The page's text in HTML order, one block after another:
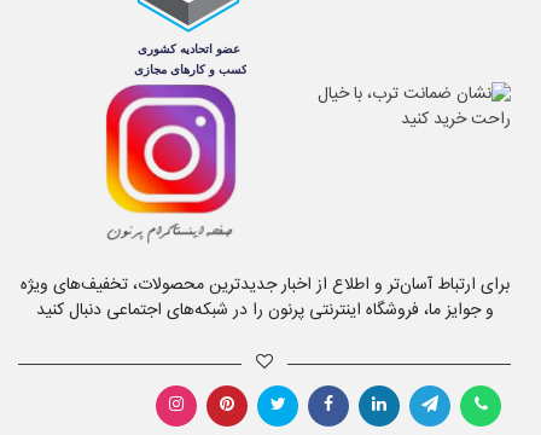
برای ارتباط آسان‌تر و اطلاع از اخبار جدیدترین محصولات، تخفیف‌های ویژه
و جوایز ما، فروشگاه اینترنتی پرنون را در شبکه‌های اجتماعی دنبال کنید